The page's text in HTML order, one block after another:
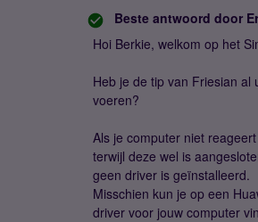
Beste antwoord door
Hoi Berkie, welkom op het
Heb je de tip van Friesian al
voeren?
Als je computer niet
terwijl deze wel is
geen driver is geïnstalleerd.
Misschien kun je op een
driver voor jouw computer